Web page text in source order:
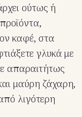
ούτως ή
καφέ, στα
γλυκά με
απαραιτήτως
μαύρη ζάχαρη,
λιγότερη